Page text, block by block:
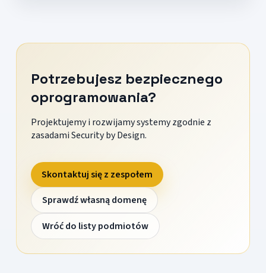
Potrzebujesz bezpiecznego
oprogramowania?
Projektujemy i rozwijamy systemy zgodnie z
zasadami Security by Design.
Skontaktuj się z zespołem
Sprawdź własną domenę
Wróć do listy podmiotów